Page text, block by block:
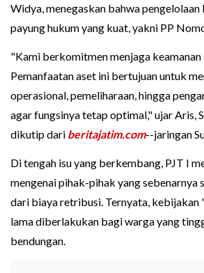
Widya, menegaskan bahwa
payung hukum yang kuat, yakni PP
"Kami berkomitmen menjaga keamanan
Pemanfaatan aset ini bertujuan untuk
operasional, pemeliharaan, hingga
agar fungsinya tetap optimal," ujar Aris,
dikutip dari beritajatim.com--jaringan
Di tengah isu yang berkembang, PJT I
mengenai pihak-pihak yang sebenarnya
dari biaya retribusi. Ternyata, kebijakan
lama diberlakukan bagi warga yang
bendungan.